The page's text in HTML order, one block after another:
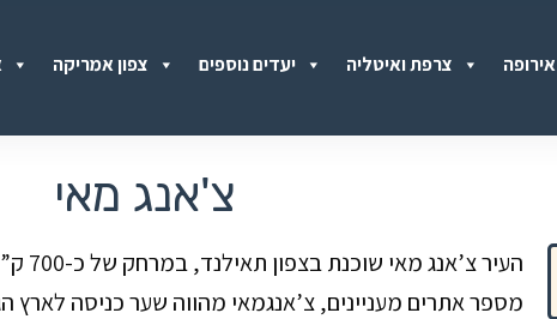
צפון אמריקה יעדים נוספים צרפת ואיטליה אירופה
צ'אנג מאי
העיר צ’אנג מאי שוכנת בצפון תאילנד, במרחק של כ-700
מספר אתרים מעניינים, צ’אנגמאי מהווה שער כניסה לארץ